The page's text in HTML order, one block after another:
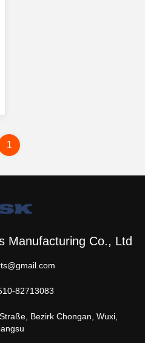
1
Manufacturing Co., Ltd
82713083
Bezirk Chongan, Wuxi,